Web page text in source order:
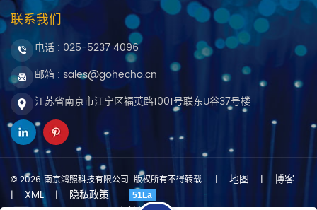
联系我们
电话 : 025-5237 4096
邮箱 : sales@gohecho.cn
江苏省南京市江宁区福英路1001号联东U谷37号楼
© 2026 南京鸿照科技有限公司 .版权所有不得转载. | 地图 | 博客
| XML | 隐私政策 51La